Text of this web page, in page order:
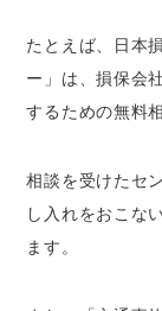
たとえば、日本
ー」は、損保会
するための無料
相談を受けたセ
し入れをおこな
ます。